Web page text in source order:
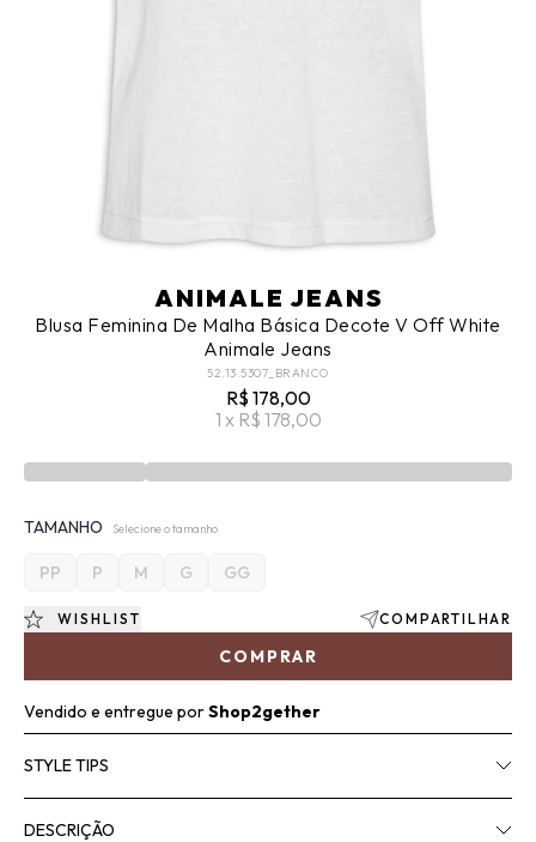
ANIMALE JEANS
Blusa Feminina De Malha Básica Decote V Off White
Animale Jeans
52.13.5307_BRANCO
R$ 178,00
1 x R$ 178,00
TAMANHO Selecione o tamanho
PP P M G GG
COMPRAR
WISHLIST COMPARTILHAR
Vendido e entregue porShop2gether
STYLE TIPS
DESCRIÇÃO